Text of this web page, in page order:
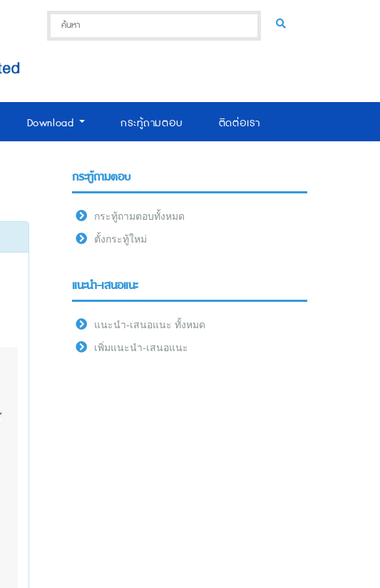
Download กระทู้ถามตอบ ติดต่อเรา
กระทู้ถามตอบ
กระทู้ถามตอบทั้งหมด
ตั้งกระทู้ใหม่
แนะนำ-เสนอแนะ
แนะนำ-เสนอแนะ ทั้งหมด
เพิ่มแนะนำ-เสนอแนะ